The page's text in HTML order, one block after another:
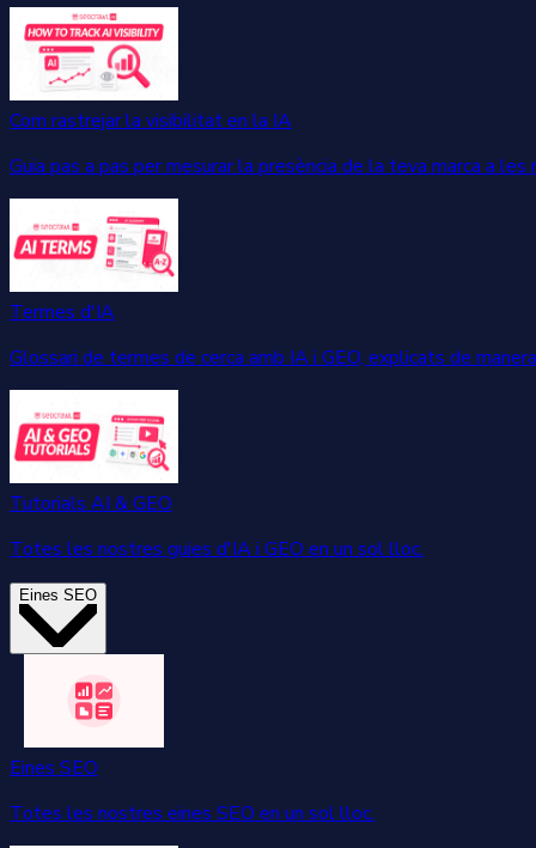
Com rastrejar la visibilitat en la IA
Guia pas a pas per mesurar la presència de la teva marca a
Termes d'IA
Glossari de termes de cerca amb IA i GEO, explicats de
Tutorials AI & GEO
Totes les nostres guies d'IA i GEO en un sol lloc.
Eines SEO
Eines SEO
Totes les nostres eines SEO en un sol lloc.